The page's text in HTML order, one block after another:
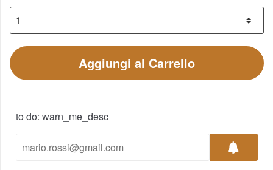
Aggiungi al Carrello
to do: warn_me_desc